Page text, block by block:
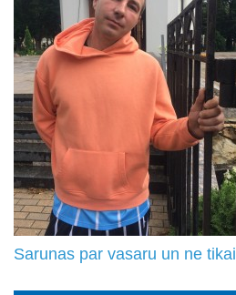
Sarunas par vasaru un ne tikai